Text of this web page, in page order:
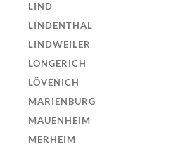
LIND
LINDENTHAL
LINDWEILER
LONGERICH
LÖVENICH
MARIENBURG
MAUENHEIM
MERHEIM